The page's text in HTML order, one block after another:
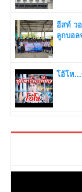
อีสท์ ว
ลูกบอล
โอ้โห